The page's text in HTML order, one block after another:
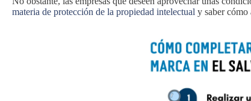
materia de protección de la propiedad intelectual y saber cómo